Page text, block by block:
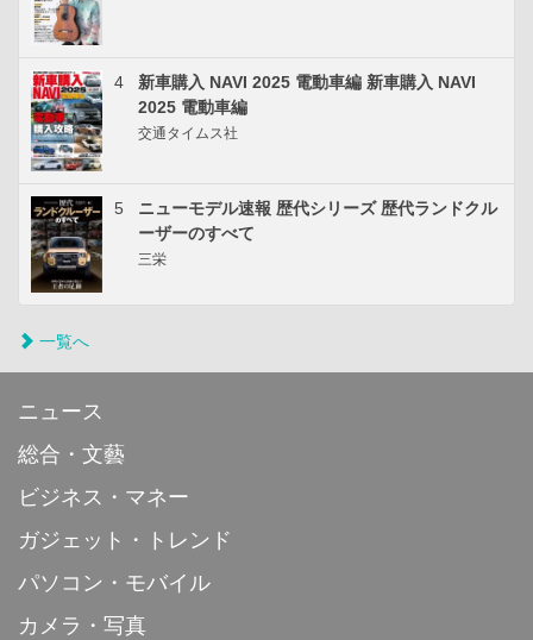
4
新車購入 NAVI 2025 電動車編 新車購入 NAVI
2025 電動車編
交通タイムス社
5
ニューモデル速報 歴代シリーズ 歴代ランドクル
ーザーのすべて
三栄
一覧へ
ニュース
総合・文藝
ビジネス・マネー
ガジェット・トレンド
パソコン・モバイル
カメラ・写真